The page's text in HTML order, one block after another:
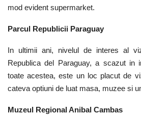
mod evident supermarket.
Parcul Republicii Paraguay
In ultimii ani, nivelul de interes al
Republica del Paraguay, a scazut in
toate acestea, este un loc placut de
cateva optiuni de luat masa, muzee si
Muzeul Regional Anibal Cambas